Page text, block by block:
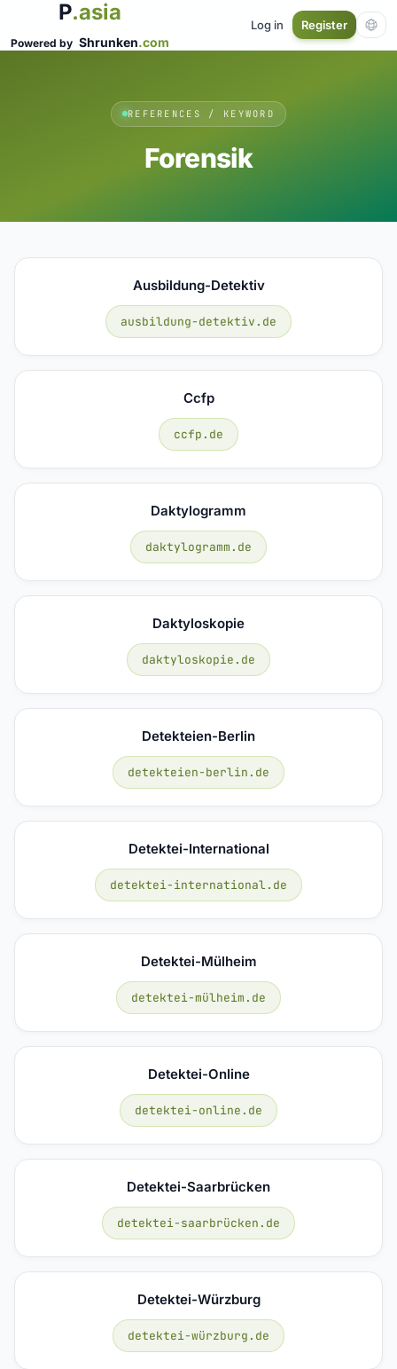
P.asia
Powered by Shrunken.com
Log in Register
REFERENCES / KEYWORD
Forensik
Ausbildung-Detektiv
ausbildung-detektiv.de
Ccfp
ccfp.de
Daktylogramm
daktylogramm.de
Daktyloskopie
daktyloskopie.de
Detekteien-Berlin
detekteien-berlin.de
Detektei-International
detektei-international.de
Detektei-Mülheim
detektei-mülheim.de
Detektei-Online
detektei-online.de
Detektei-Saarbrücken
detektei-saarbrücken.de
Detektei-Würzburg
detektei-würzburg.de